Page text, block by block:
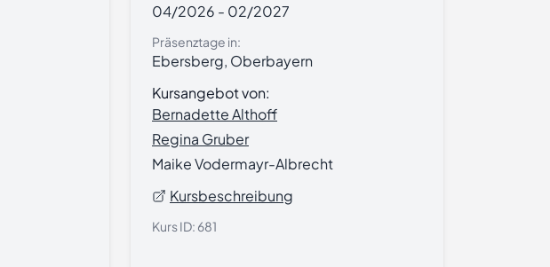
04/2026 - 02/2027
Präsenztage in:
Ebersberg, Oberbayern
Kursangebot von:
Bernadette Althoff
Regina Gruber
Maike Vodermayr-Albrecht
Kursbeschreibung
Kurs ID: 681